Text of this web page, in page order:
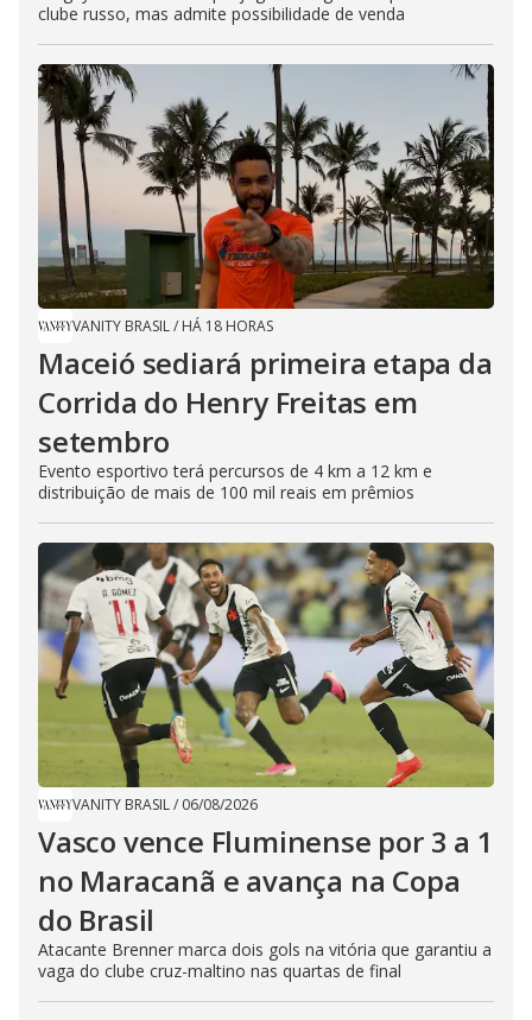
clube russo, mas admite possibilidade de venda
VANITY BRASIL/ HÁ 18 HORAS
Maceió sediará primeira etapa da
Corrida do Henry Freitas em
setembro
Evento esportivo terá percursos de 4 km a 12 km e
distribuição de mais de 100 mil reais em prêmios
VANITY BRASIL/ 06/08/2026
Vasco vence Fluminense por 3 a 1
no Maracanã e avança na Copa
do Brasil
Atacante Brenner marca dois gols na vitória que garantiu a
vaga do clube cruz-maltino nas quartas de final